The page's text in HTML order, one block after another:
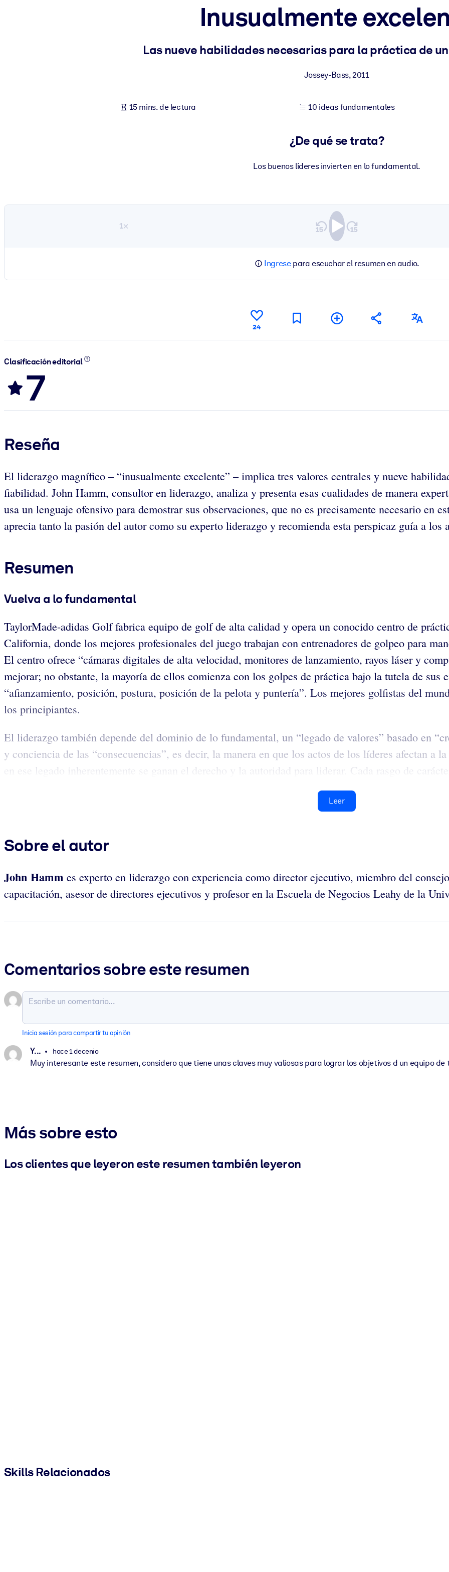
Enriquezca su biblioteca corporativa con conocimientos empresariales confiables y listos para usar.
Alimente sus sistemas de IA con conocimientos fiables y estructurados para mejorar los resultados.
Inusualmente
Las nueve habilidades necesarias para la práctica de
Jossey-Bass,2011
15 mins. de lectura 10 ideas fundamentales
¿De qué se trata?
Los buenos líderes invierten en lo fundamental.
1×
Ingresepara escuchar el resumen en audio.
24
Clasificación editorial
7
Reseña
El liderazgo magnífico – “inusualmente excelente” – implica tres valores centrales y nueve
fiabilidad. John Hamm, consultor en liderazgo, analiza y presenta esas cualidades de manera
usa un lenguaje ofensivo para demostrar sus observaciones, que no es precisamente necesario en
aprecia tanto la pasión del autor como su experto liderazgo y recomienda esta perspicaz guía a los
Resumen
Vuelva a lo fundamental
TaylorMade-adidas Golf fabrica equipo de golf de alta calidad y opera un conocido centro de
California, donde los mejores profesionales del juego trabajan con entrenadores de golpeo para
El centro ofrece “cámaras digitales de alta velocidad, monitores de lanzamiento, rayos láser y
mejorar; no obstante, la mayoría de ellos comienza con los golpes de práctica bajo la tutela de sus
“afianzamiento, posición, postura, posición de la pelota y puntería”. Los mejores golfistas del
los principiantes.
El liderazgo también depende del dominio de lo fundamental, un “legado de valores” basado en
y conciencia de las “consecuencias”, es decir, la manera en que los actos de los líderes afectan a
en ese legado inherentemente se ganan el derecho y la autoridad para liderar. Cada rasgo de
Leer
Sobre el autor
John Hamm es experto en liderazgo con experiencia como director ejecutivo, miembro del
capacitación, asesor de directores ejecutivos y profesor en la Escuela de Negocios Leahy de la
Comentarios sobre este resumen
Inicia sesión para compartir tu opinión
Y. .. hace 1 decenio
Muy interesante este resumen, considero que tiene unas claves muy valiosas para lograr los objetivos d un equipo de
Más sobre esto
Los clientes que leyeron este resumen también leyeron
Skills Relacionados